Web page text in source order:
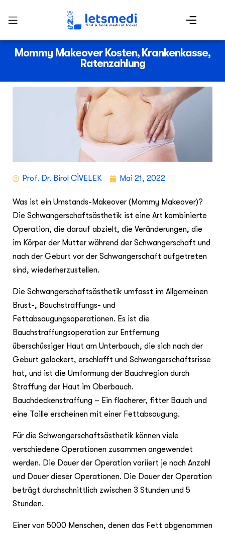
Mommy Makeover Kosten, Krankenkasse,
Ratenzahlung
Prof. Dr. Birol CİVELEK Mai 21, 2022
Was ist ein Umstands-Makeover (Mommy Makeover)?
Die Schwangerschaftsästhetik ist eine Art kombinierte
Operation, die darauf abzielt, die Veränderungen, die
im Körper der Mutter während der Schwangerschaft und
nach der Geburt vor der Schwangerschaft aufgetreten
sind, wiederherzustellen.
Die Schwangerschaftsästhetik umfasst im Allgemeinen
Brust-, Bauchstraffungs- und
Fettabsaugungsoperationen. Es ist die
Bauchstraffungsoperation zur Entfernung
überschüssiger Haut am Unterbauch, die sich nach der
Geburt gelockert, erschlafft und Schwangerschaftsrisse
hat, und ist die Umformung der Bauchregion durch
Straffung der Haut im Oberbauch.
Bauchdeckenstraffung – Ein flacherer, fitter Bauch und
eine Taille erscheinen mit einer Fettabsaugung.
Für die Schwangerschaftsästhetik können viele
verschiedene Operationen zusammen angewendet
werden. Die Dauer der Operation variiert je nach Anzahl
und Dauer dieser Operationen. Die Dauer der Operation
beträgt durchschnittlich zwischen 3 Stunden und 5
Stunden.
Einer von 5000 Menschen, denen das Fett abgenommen